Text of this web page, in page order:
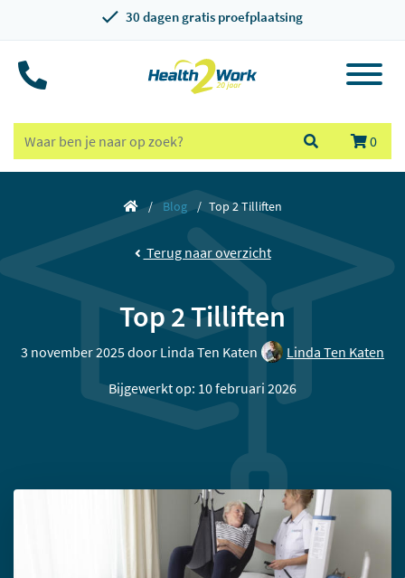
30 dagen gratis proefplaatsing
0
Blog Top 2 Tilliften
Terug naar overzicht
Top 2 Tilliften
3 november 2025 door Linda Ten Katen
Linda Ten Katen
Bijgewerkt op: 10 februari 2026